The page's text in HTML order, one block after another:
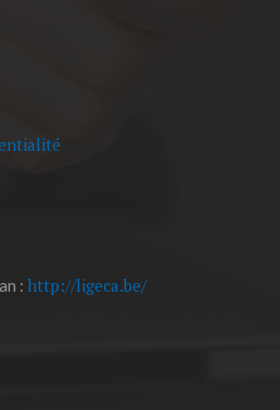
: http://ligeca.be/